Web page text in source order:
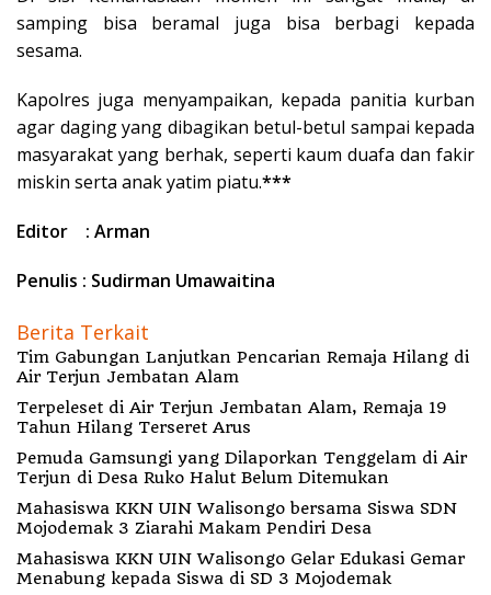
samping bisa beramal juga bisa berbagi kepada
sesama.
Kapolres juga menyampaikan, kepada panitia kurban
agar daging yang dibagikan betul-betul sampai kepada
masyarakat yang berhak, seperti kaum duafa dan fakir
miskin serta anak yatim piatu.***
Editor : Arman
Penulis : Sudirman Umawaitina
Berita Terkait
Tim Gabungan Lanjutkan Pencarian Remaja Hilang di
Air Terjun Jembatan Alam
Terpeleset di Air Terjun Jembatan Alam, Remaja 19
Tahun Hilang Terseret Arus
Pemuda Gamsungi yang Dilaporkan Tenggelam di Air
Terjun di Desa Ruko Halut Belum Ditemukan
Mahasiswa KKN UIN Walisongo bersama Siswa SDN
Mojodemak 3 Ziarahi Makam Pendiri Desa
Mahasiswa KKN UIN Walisongo Gelar Edukasi Gemar
Menabung kepada Siswa di SD 3 Mojodemak